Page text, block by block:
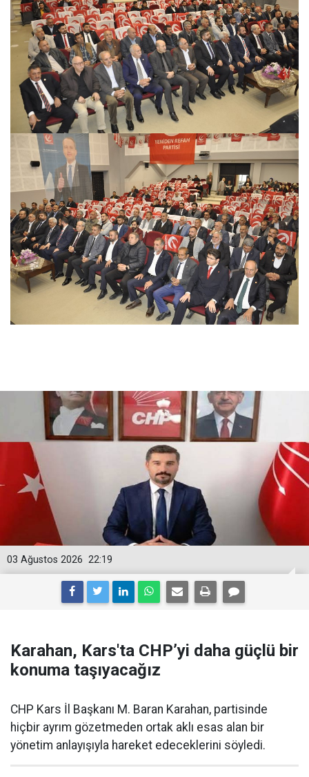
22:19
03 Ağustos 2026
Karahan, Kars'ta CHP’yi daha güçlü bir
konuma taşıyacağız
CHP Kars İl Başkanı M. Baran Karahan, partisinde
hiçbir ayrım gözetmeden ortak aklı esas alan bir
yönetim anlayışıyla hareket edeceklerini söyledi.